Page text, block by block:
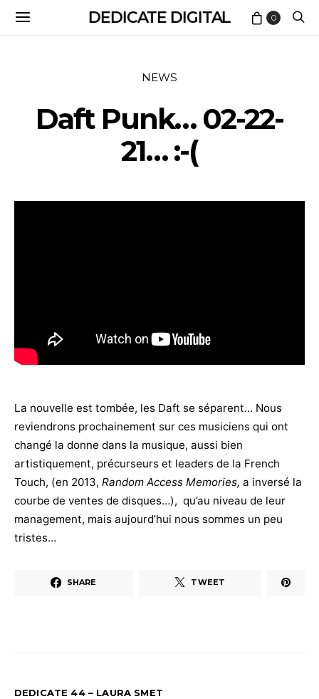
DEDICATE DIGITAL 0
NEWS
Daft Punk… 02-22-
21… :-(
La nouvelle est tombée, les Daft se séparent… Nous
reviendrons prochainement sur ces musiciens qui ont
changé la donne dans la musique, aussi bien
artistiquement, précurseurs et leaders de la French
Touch, (en 2013, Random Access Memories, a inversé la
courbe de ventes de disques…), qu’au niveau de leur
management, mais aujourd’hui nous sommes un peu
tristes…
SHARE TWEET
DEDICATE 44 – LAURA SMET